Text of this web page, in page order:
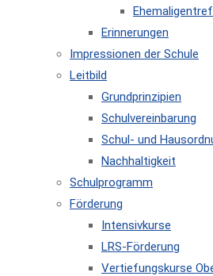
Erinnerungen
Impressionen der Schule
Leitbild
Grundprinzipien
Schulvereinbarung
Schul- und
Nachhaltigkeit
Schulprogramm
Förderung
Intensivkurse
LRS-Förderung
Vertiefungskurse